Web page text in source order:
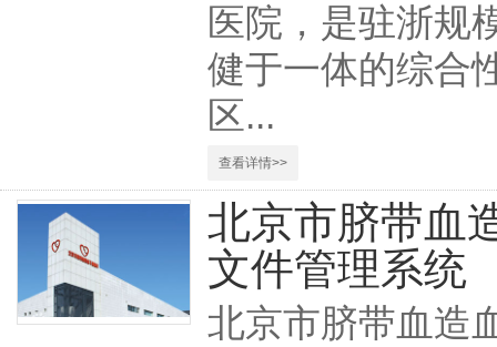
医院，是驻浙规
健于一体的综合
区...
查看详情>>
北京市脐带血
文件管理系统
北京市脐带血造